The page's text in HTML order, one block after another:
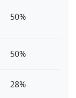
50%
50%
28%